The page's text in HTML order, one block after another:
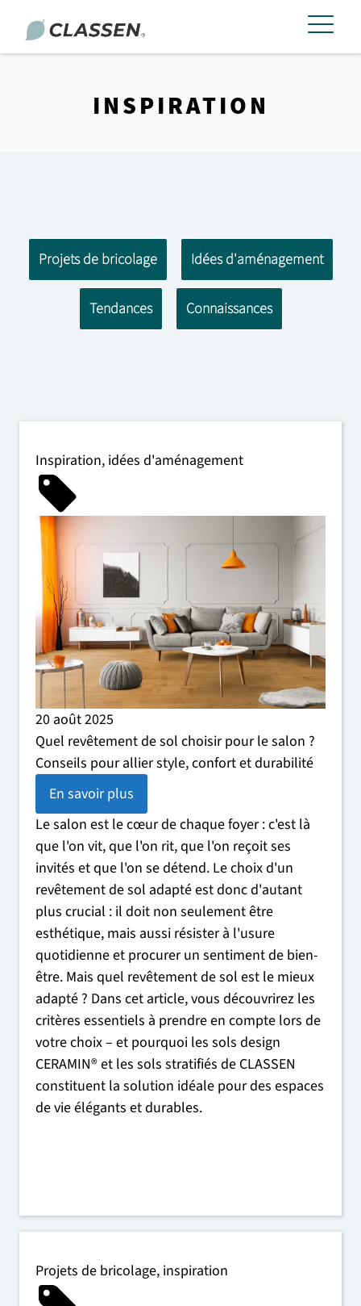
INSPIRATION
Projets de bricolage Idées d'aménagement
Tendances Connaissances
Inspiration, idées d'aménagement
20 août 2025
Quel revêtement de sol choisir pour le salon ?
Conseils pour allier style, confort et durabilité
En savoir plus
Le salon est le cœur de chaque foyer : c'est là
que l'on vit, que l'on rit, que l'on reçoit ses
invités et que l'on se détend. Le choix d'un
revêtement de sol adapté est donc d'autant
plus crucial : il doit non seulement être
esthétique, mais aussi résister à l'usure
quotidienne et procurer un sentiment de bien-
être. Mais quel revêtement de sol est le mieux
adapté ? Dans cet article, vous découvrirez les
critères essentiels à prendre en compte lors de
votre choix – et pourquoi les sols design
CERAMIN® et les sols stratifiés de CLASSEN
constituent la solution idéale pour des espaces
de vie élégants et durables.
Projets de bricolage, inspiration